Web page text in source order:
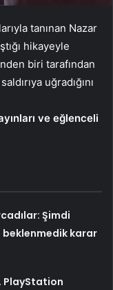
tanınan Nazar
hikayeyle
biri tarafından
uğradığını
ve eğlenceli
Şimdi
karar
PlayStation